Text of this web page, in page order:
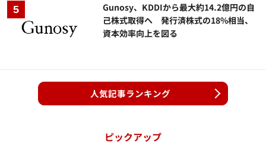
Gunosy、KDDIから最大約14.2億円の自
己株式取得へ 発行済株式の18%相当、
資本効率向上を図る
人気記事ランキング
ピックアップ